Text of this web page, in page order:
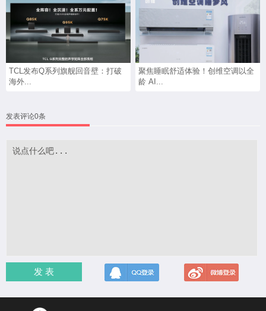
TCL发布Q系列旗舰回音壁：打破
海外...
聚焦睡眠舒适体验！创维空调以全
龄 AI...
发表评论0条
发 表